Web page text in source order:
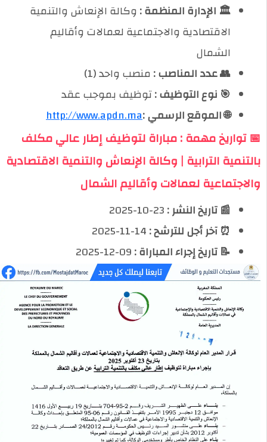
🏛️ الإدارة المنظمة :وكالة الإنعاش والتنمية
الاقتصادية والاجتماعية لعمالات وأقاليم
الشمال
👥 عدد المناصب :منصب واحد (1)
🎯 نوع التوظيف :توظيف بموجب عقد
🌐 الموقع الرسمي :http://www.apdn.ma
📅 تواريخ مهمة : مباراة لتوظيف إطار عالي مكلف
بالتنمية الترابية | وكالة الإنعاش والتنمية الاقتصادية
والاجتماعية لعمالات وأقاليم الشمال
📰 تاريخ النشر :23-10-2025
⏰ آخر أجل للترشح :14-11-2025
📝 تاريخ إجراء المباراة :09-12-2025